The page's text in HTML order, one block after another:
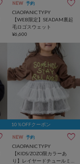
NEW 予約
CIAOPANIC TYPY
【WEB限定】SEADAM裏起
毛ロゴスウェット
¥6,600
10％OFFクーポン
NEW 予約
CIAOPANIC TYPY
【KIDS/ZOZO限カラーあ
り】レイヤードチュールミ